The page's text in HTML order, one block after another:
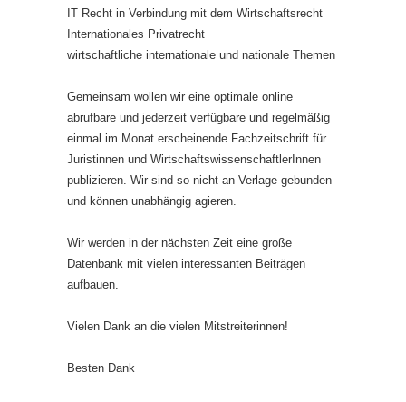
IT Recht in Verbindung mit dem Wirtschaftsrecht
Internationales Privatrecht
wirtschaftliche internationale und nationale Themen
Gemeinsam wollen wir eine optimale online
abrufbare und jederzeit verfügbare und regelmäßig
einmal im Monat erscheinende Fachzeitschrift für
Juristinnen und WirtschaftswissenschaftlerInnen
publizieren. Wir sind so nicht an Verlage gebunden
und können unabhängig agieren.
Wir werden in der nächsten Zeit eine große
Datenbank mit vielen interessanten Beiträgen
aufbauen.
Vielen Dank an die vielen Mitstreiterinnen!
Besten Dank